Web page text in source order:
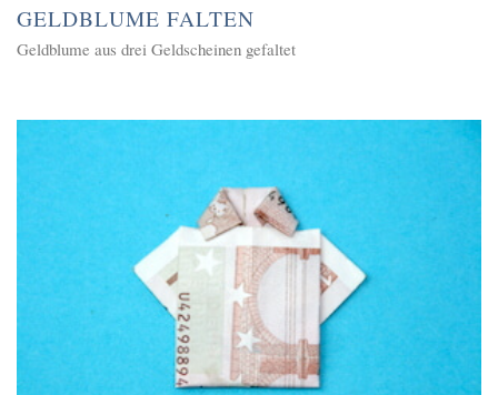
GELDBLUME FALTEN
Geldblume aus drei Geldscheinen gefaltet